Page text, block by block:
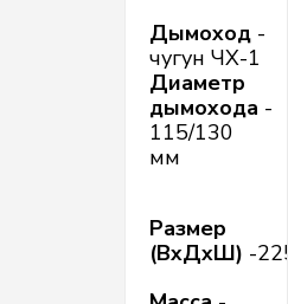
Дымоход -
чугун ЧХ-1
Диаметр
дымохода -
115/130
мм
Размер
(ВхДхШ) -